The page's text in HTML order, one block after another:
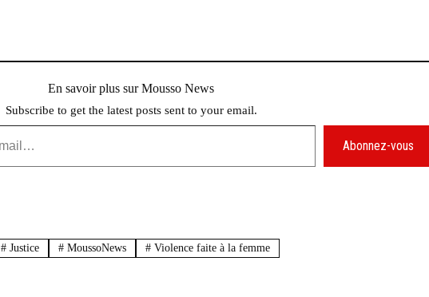
En savoir plus sur Mousso News
Subscribe to get the latest posts sent to your email.
Abonnez-vous
# Justice # MoussoNews # Violence faite à la femme